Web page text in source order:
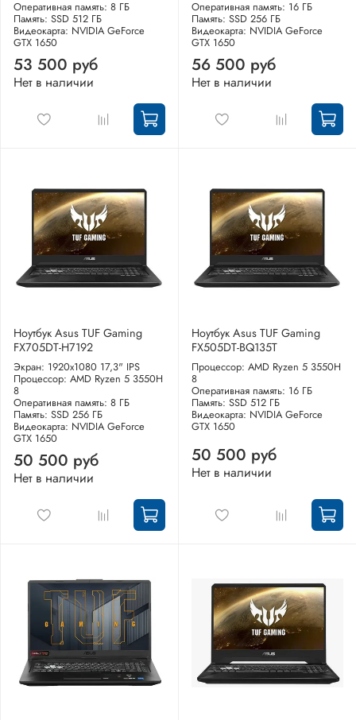
Оперативная память: 8 ГБ
Память: SSD 512 ГБ
Видеокарта: NVIDIA GeForce
GTX 1650
53 500 руб
Нет в наличии
Оперативная память: 16 ГБ
Память: SSD 256 ГБ
Видеокарта: NVIDIA GeForce
GTX 1650
56 500 руб
Нет в наличии
Ноутбук Asus TUF Gaming
FX705DT-H7192
Экран: 1920x1080 17,3" IPS
Процессор: AMD Ryzen 5 3550H
8
Оперативная память: 8 ГБ
Память: SSD 256 ГБ
Видеокарта: NVIDIA GeForce
GTX 1650
50 500 руб
Нет в наличии
Ноутбук Asus TUF Gaming
FX505DT-BQ135T
Процессор: AMD Ryzen 5 3550H
8
Оперативная память: 16 ГБ
Память: SSD 512 ГБ
Видеокарта: NVIDIA GeForce
GTX 1650
50 500 руб
Нет в наличии